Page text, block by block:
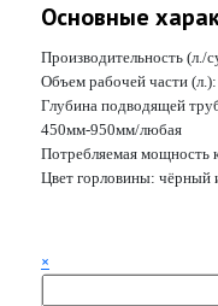
Основные
Производительность (л./
Объем рабочей части (л.):
Глубина подводящей
450мм-950мм/любая
Потребляемая мощность
Цвет горловины: чёрный
×